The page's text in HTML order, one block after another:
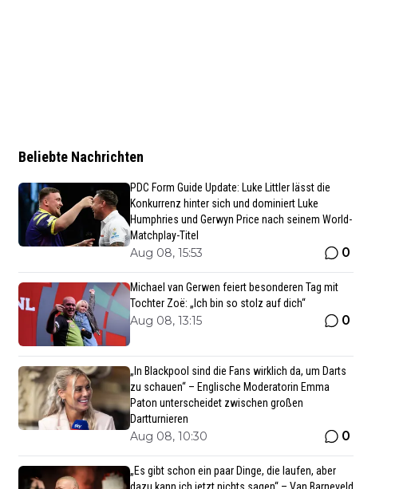
Beliebte Nachrichten
PDC Form Guide Update: Luke Littler lässt die
Konkurrenz hinter sich und dominiert Luke
Humphries und Gerwyn Price nach seinem World-
Matchplay-Titel
Aug 08, 15:53 0
Michael van Gerwen feiert besonderen Tag mit
Tochter Zoë: „Ich bin so stolz auf dich“
Aug 08, 13:15 0
„In Blackpool sind die Fans wirklich da, um Darts
zu schauen“ – Englische Moderatorin Emma
Paton unterscheidet zwischen großen
Dartturnieren
Aug 08, 10:30 0
„Es gibt schon ein paar Dinge, die laufen, aber